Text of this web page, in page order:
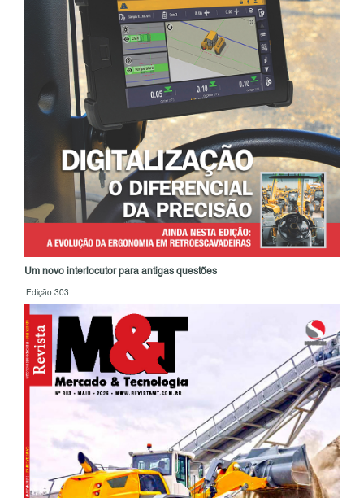
Um novo interlocutor para antigas questões
Edição 303